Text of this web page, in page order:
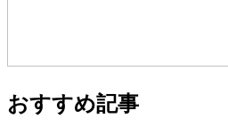
おすすめ記事